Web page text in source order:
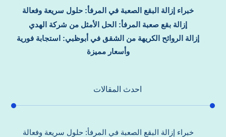
خبراء إزالة البقع الصعبة في المرفأ: حلول سريعة وفعالة
إزالة بقع صعبة المرفأ: الحل الأمثل من شركة الهدي
إزالة الروائح الكريهة من الشقق في أبوظبي: استجابة فورية
وأسعار مميزة
احدث المقالات
خبراء إزالة البقع الصعبة في المرفأ: حلول سريعة وفعالة